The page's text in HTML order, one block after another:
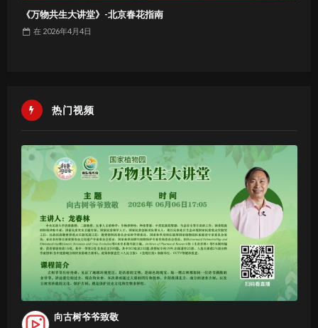
《万物共生大讲堂》-北京春花指南
在 2026年4月4日
热门视频
向古树爷爷致敬